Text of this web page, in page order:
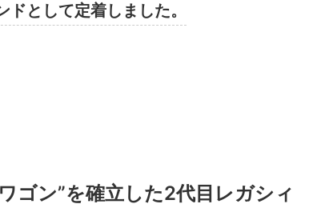
ドとして定着しました。
ゴン”を確立した2代目レガシィ